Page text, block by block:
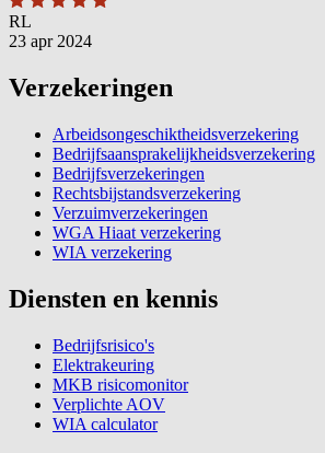
RL
23 apr 2024
Verzekeringen
Arbeidsongeschiktheidsverzekering
Bedrijfsaansprakelijkheidsverzekering
Bedrijfsverzekeringen
Rechtsbijstandsverzekering
Verzuimverzekeringen
WGA Hiaat verzekering
WIA verzekering
Diensten en kennis
Bedrijfsrisico's
Elektrakeuring
MKB risicomonitor
Verplichte AOV
WIA calculator